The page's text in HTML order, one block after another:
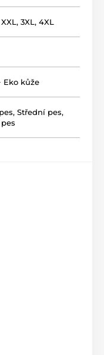
polypropylen.
drti.
můžete prát
výběr až 5
jsou ručně
XXL, 3XL, 4XL
Eko kůže
, Střední pes,